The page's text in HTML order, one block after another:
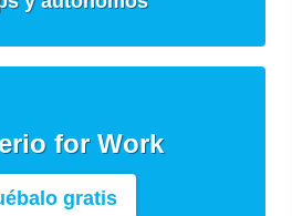
for Work
gratis